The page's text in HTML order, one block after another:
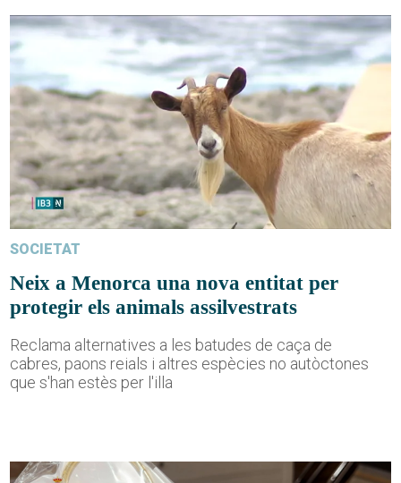
SOCIETAT
Neix a Menorca una nova entitat per
protegir els animals assilvestrats
Reclama alternatives a les batudes de caça de
cabres, paons reials i altres espècies no autòctones
que s'han estès per l'illa